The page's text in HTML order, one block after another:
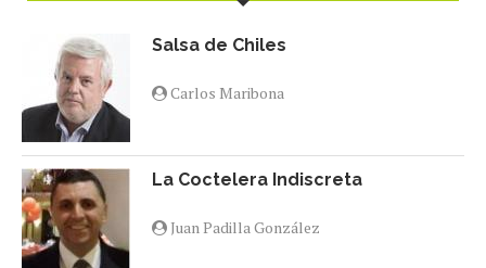
Salsa de Chiles
Carlos Maribona
La Coctelera Indiscreta
Juan Padilla González